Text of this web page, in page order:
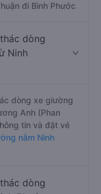
đi Bình Phước
dòng
Ninh
dòng xe giường
Anh (Phan
tin và đặt vé
nằm Ninh
dòng